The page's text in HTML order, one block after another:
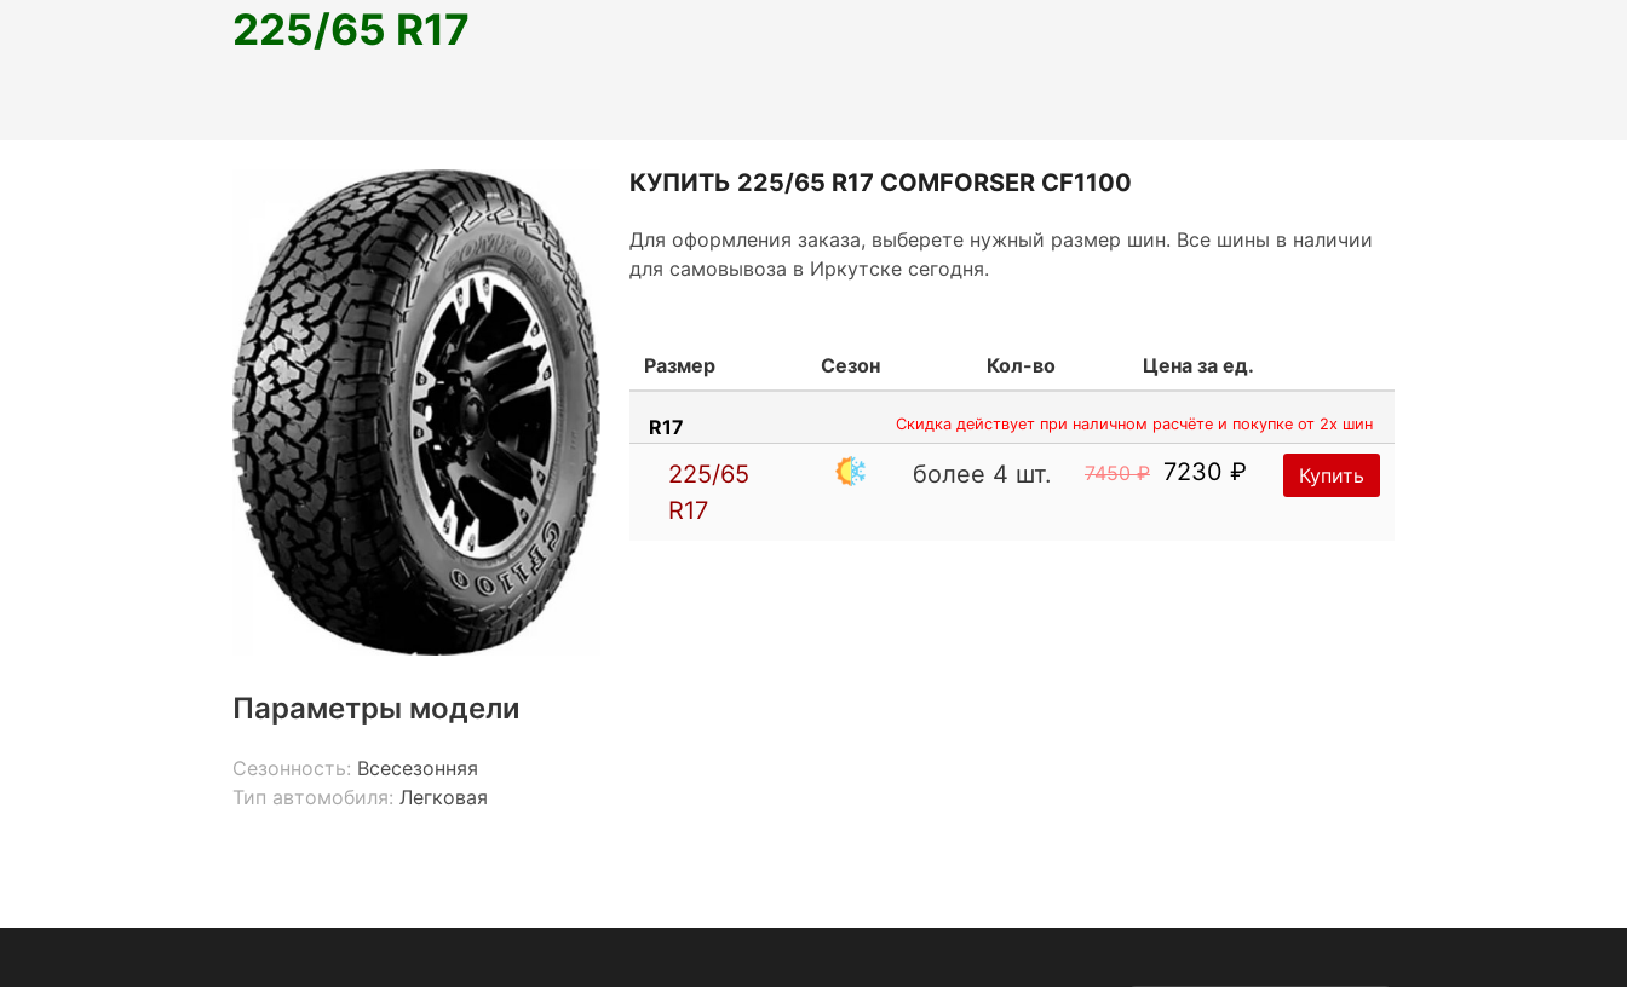
225/65 R17
Параметры модели
Сезонность: Всесезонняя
Тип автомобиля: Легковая
КУПИТЬ 225/65 R17 COMFORSER CF1100
Для оформления заказа, выберете нужный размер шин. Все шины в наличии
для самовывоза в Иркутске сегодня.
Размер Сезон Кол-во Цена за ед.
R17 Скидка действует при наличном расчёте и покупке от 2х шин
225/65
R17
более 4 шт. 7450 ₽ 7230 ₽ Купить